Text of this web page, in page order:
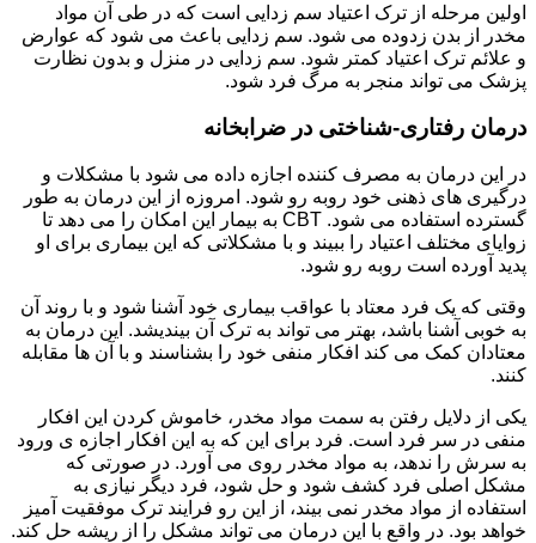
اولین مرحله از ترک اعتیاد سم زدایی است که در طی آن مواد
مخدر از بدن زدوده می شود. سم زدایی باعث می شود که عوارض
و علائم ترک اعتیاد کمتر شود. سم زدایی در منزل و بدون نظارت
پزشک می تواند منجر به مرگ فرد شود.
درمان رفتاری-شناختی در ضرابخانه
در این درمان به مصرف کننده اجازه داده می شود با مشکلات و
درگیری های ذهنی خود روبه رو شود. امروزه از این درمان به طور
گسترده استفاده می شود. CBT به بیمار این امکان را می دهد تا
زوایای مختلف اعتیاد را ببیند و با مشکلاتی که این بیماری برای او
پدید آورده است روبه رو شود.
وقتی که یک فرد معتاد با عواقب بیماری خود آشنا شود و با روند آن
به خوبی آشنا باشد، بهتر می تواند به ترک آن بیندیشد. این درمان به
معتادان کمک می کند افکار منفی خود را بشناسند و با آن ها مقابله
کنند.
یکی از دلایل رفتن به سمت مواد مخدر، خاموش کردن این افکار
منفی در سر فرد است. فرد برای این که به این افکار اجازه ی ورود
به سرش را ندهد، به مواد مخدر روی می آورد. در صورتی که
مشکل اصلی فرد کشف شود و حل شود، فرد دیگر نیازی به
استفاده از مواد مخدر نمی بیند، از این رو فرایند ترک موفقیت آمیز
خواهد بود. در واقع با این درمان می تواند مشکل را از ریشه حل کند.